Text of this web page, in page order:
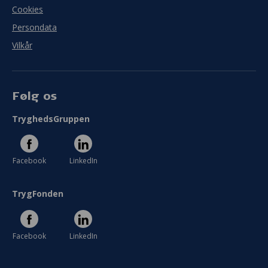
Cookies
Persondata
Vilkår
Følg os
TryghedsGruppen
Facebook LinkedIn
TrygFonden
Facebook LinkedIn